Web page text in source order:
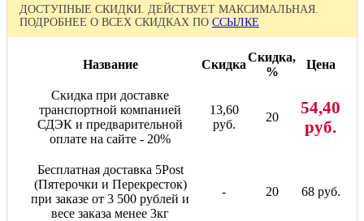
ДОСТУПНЫЕ СКИДКИ. ДЕЙСТВУЕТ МАКСИМАЛЬНАЯ.
ПОДРОБНЕЕ О ВСЕХ СКИДКАХ ПО ССЫЛКЕ
Название Скидка
Скидка,
%
Цена
Скидка при доставке
транспортной компанией
СДЭК и предварительной
оплате на сайте - 20%
13,60
руб.
20
54,40
руб.
Бесплатная доставка 5Post
(Пятерочки и Перекресток)
при заказе от 3 500 рублей и
весе заказа менее 3кг
- 20 68 руб.